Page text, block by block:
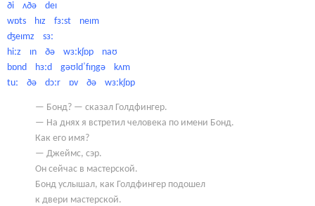
ði ʌðə deɪ
wɒts hɪz fɜːst neɪm
ʤeɪmz sɜː
hiːz ɪn ðə wɜːkʃɒp naʊ
bɒnd hɜːd gəʊldˈfɪŋgə kʌm
tuː ðə dɔːr ɒv ðə wɜːkʃɒp
— Бонд? — сказал Голдфингер.
— На днях я встретил человека по имени Бонд.
Как его имя?
— Джеймс, сэр.
Он сейчас в мастерской.
Бонд услышал, как Голдфингер подошел
к двери мастерской.